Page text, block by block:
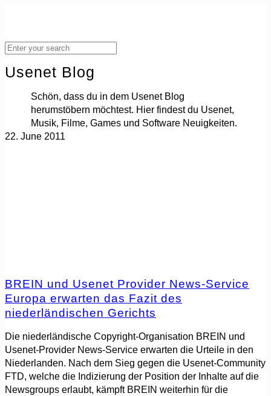
Usenet Blog
Schön, dass du in dem Usenet Blog
herumstöbern möchtest. Hier findest du Usenet,
Musik, Filme, Games und Software Neuigkeiten.
22. June 2011
BREIN und Usenet Provider News-Service
Europa erwarten das Fazit des
niederländischen Gerichts
Die niederländische Copyright-Organisation BREIN und
Usenet-Provider News-Service erwarten die Urteile in den
Niederlanden. Nach dem Sieg gegen die Usenet-Community
FTD, welche die Indizierung der Position der Inhalte auf die
Newsgroups erlaubt, kämpft BREIN weiterhin für die